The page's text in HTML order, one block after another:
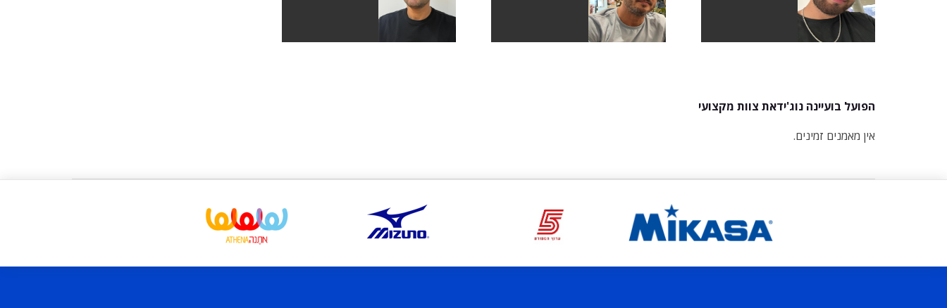
הפועל בועיינה נוג'ידאת צוות מקצועי
אין מאמנים זמינים.